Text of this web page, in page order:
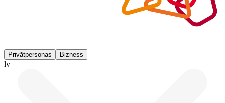
Privātpersonas Bizness
lv